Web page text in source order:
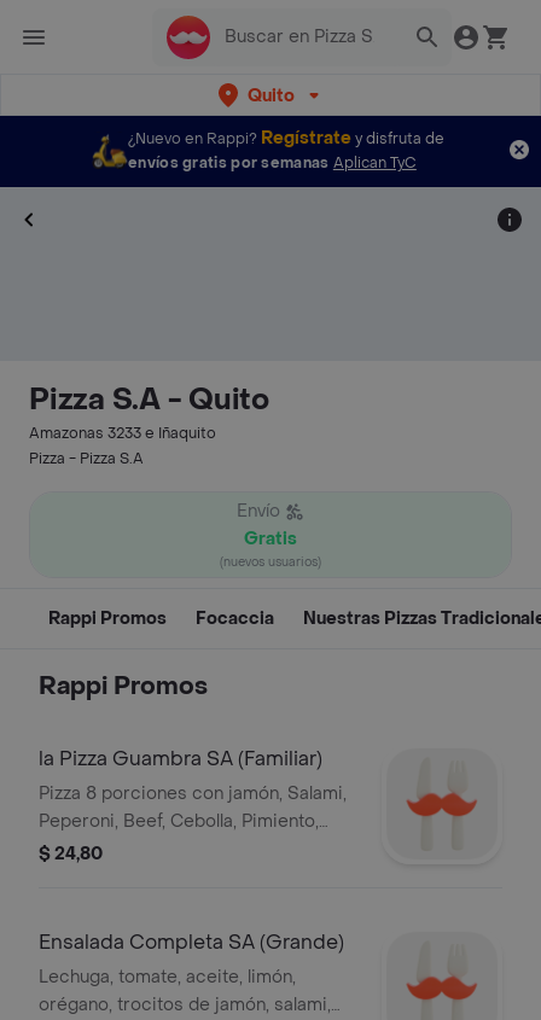
Quito
¿Nuevo en Rappi? Regístratey disfruta de
envíos gratis por semanas Aplican TyC
Pizza S.A - Quito
Amazonas 3233 e Iñaquito
Pizza - Pizza S.A
Envío
Gratis
(nuevos usuarios)
Rappi Promos Focaccia Nuestras Pizzas
Rappi Promos
la Pizza Guambra SA (Familiar)
Pizza 8 porciones con jamón, Salami,
Peperoni, Beef, Cebolla, Pimiento,
Champiñones y Aceitunas.
$ 24,80
Ensalada Completa SA (Grande)
Lechuga, tomate, aceite, limón,
orégano, trocitos de jamón, salami,